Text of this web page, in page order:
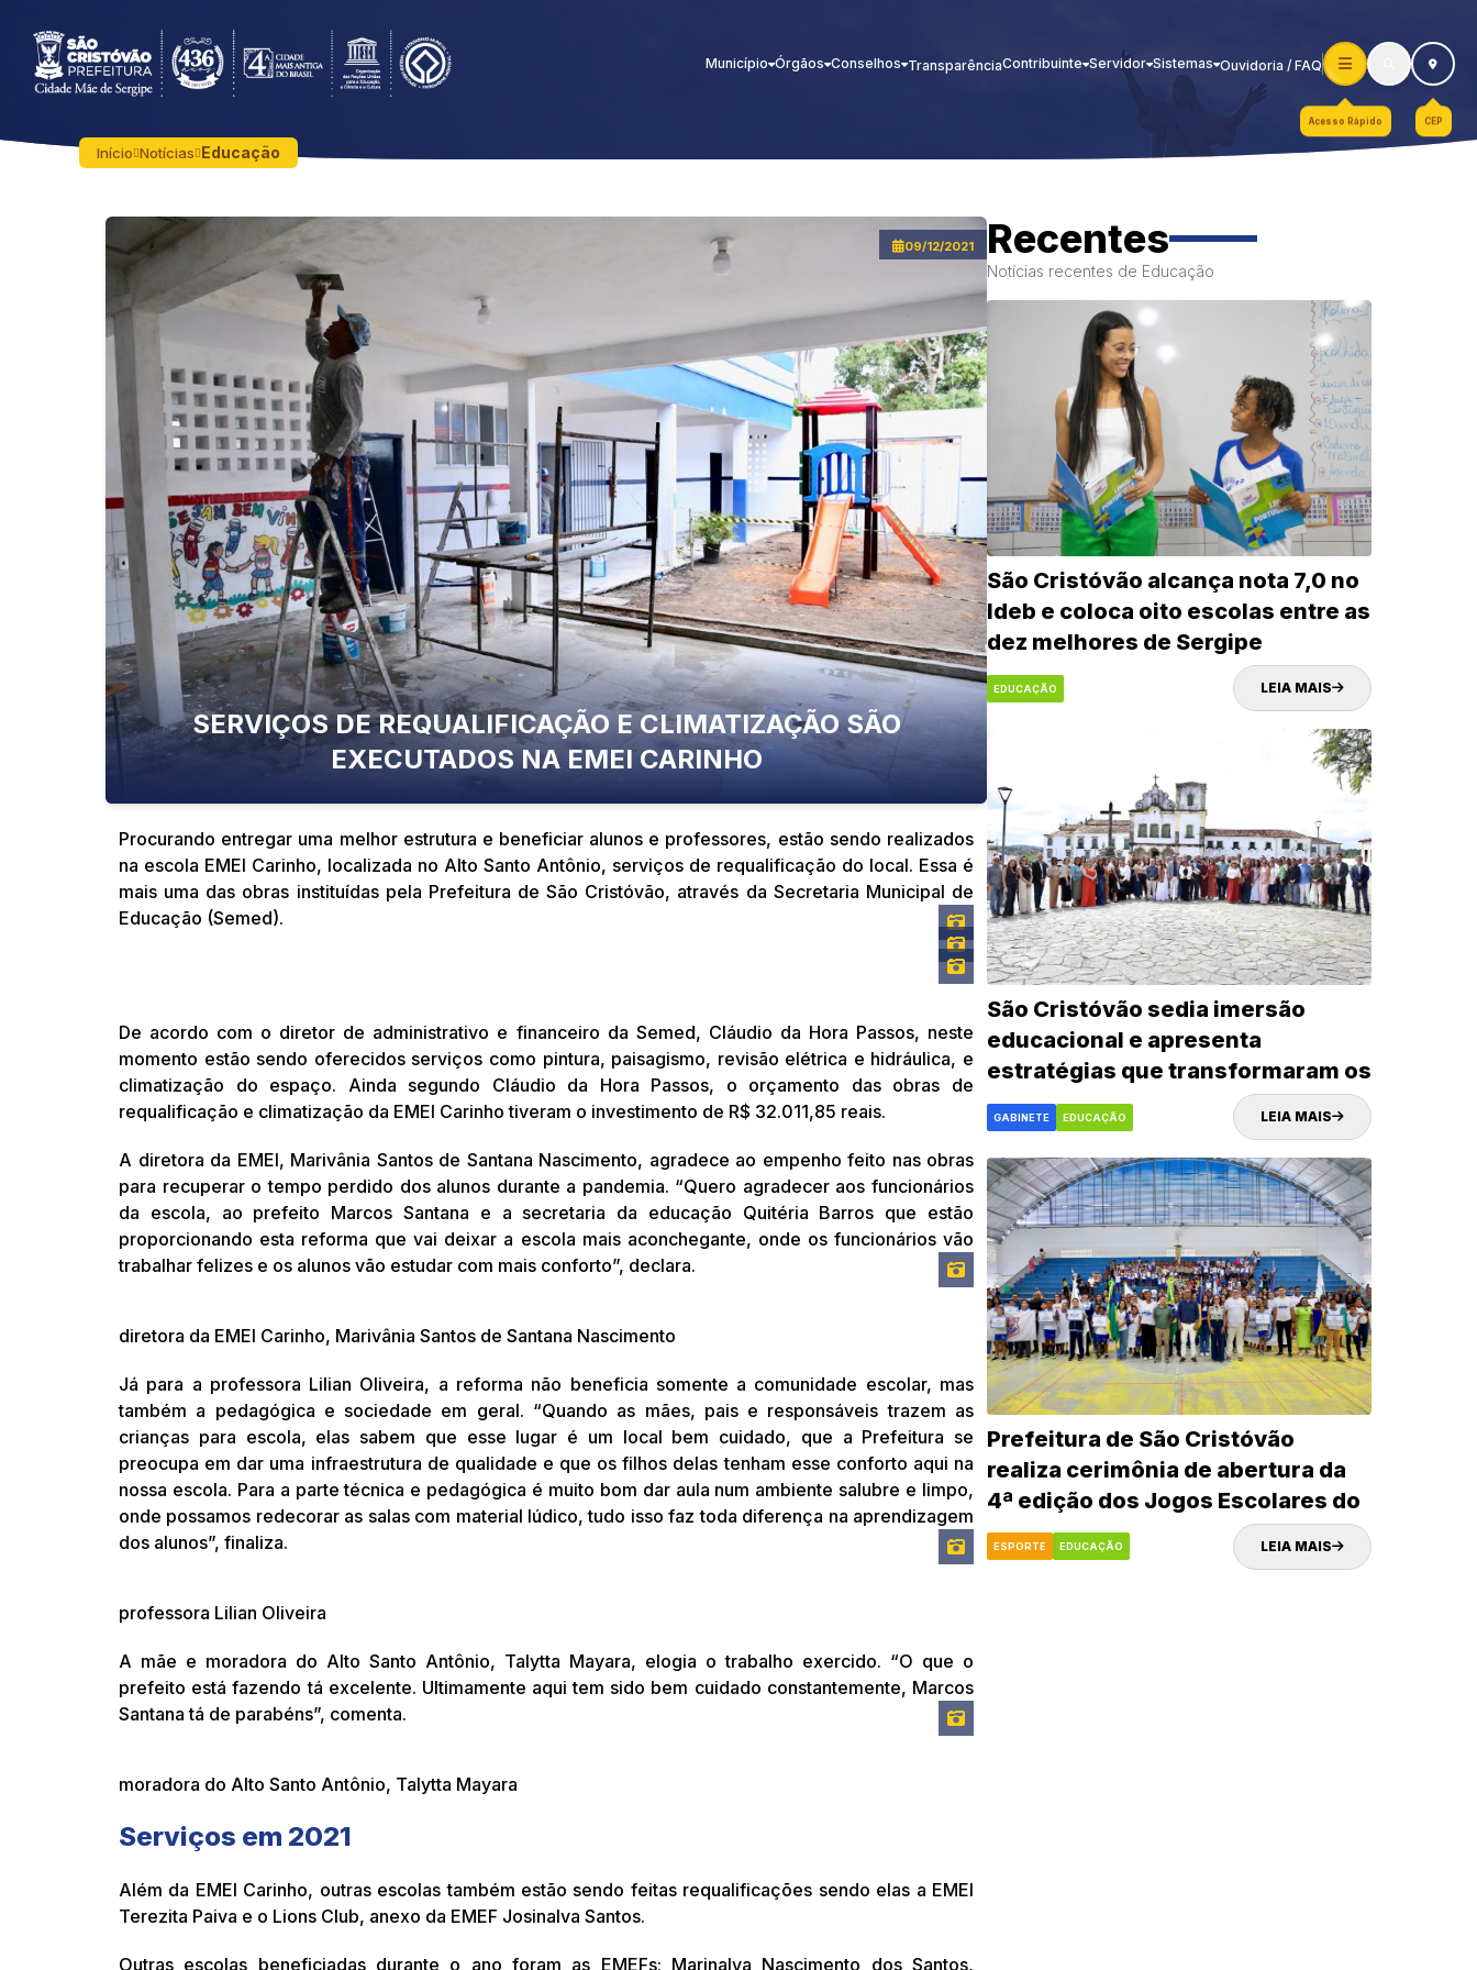
Município Órgãos Conselhos TransparênciaContribuinte Servidor Sistemas Ouvidoria / FAQ
Acesso Rápido CEP
Início Notícias Educação
09/12/2021
SERVIÇOS DE REQUALIFICAÇÃO E CLIMATIZAÇÃO SÃO
EXECUTADOS NA EMEI CARINHO
Procurando entregar uma melhor estrutura e beneficiar alunos e professores, estão sendo realizados
na escola EMEI Carinho, localizada no Alto Santo Antônio, serviços de requalificação do local. Essa é
mais uma das obras instituídas pela Prefeitura de São Cristóvão, através da Secretaria Municipal de
Educação (Semed).
De acordo com o diretor de administrativo e financeiro da Semed, Cláudio da Hora Passos, neste
momento estão sendo oferecidos serviços como pintura, paisagismo, revisão elétrica e hidráulica, e
climatização do espaço. Ainda segundo Cláudio da Hora Passos, o orçamento das obras de
requalificação e climatização da EMEI Carinho tiveram o investimento de R$ 32.011,85 reais.
A diretora da EMEI, Marivânia Santos de Santana Nascimento, agradece ao empenho feito nas obras
para recuperar o tempo perdido dos alunos durante a pandemia. “Quero agradecer aos funcionários
da escola, ao prefeito Marcos Santana e a secretaria da educação Quitéria Barros que estão
proporcionando esta reforma que vai deixar a escola mais aconchegante, onde os funcionários vão
trabalhar felizes e os alunos vão estudar com mais conforto”, declara.
diretora da EMEI Carinho, Marivânia Santos de Santana Nascimento
Já para a professora Lilian Oliveira, a reforma não beneficia somente a comunidade escolar, mas
também a pedagógica e sociedade em geral. “Quando as mães, pais e responsáveis trazem as
crianças para escola, elas sabem que esse lugar é um local bem cuidado, que a Prefeitura se
preocupa em dar uma infraestrutura de qualidade e que os filhos delas tenham esse conforto aqui na
nossa escola. Para a parte técnica e pedagógica é muito bom dar aula num ambiente salubre e limpo,
onde possamos redecorar as salas com material lúdico, tudo isso faz toda diferença na aprendizagem
dos alunos”, finaliza.
professora Lilian Oliveira
A mãe e moradora do Alto Santo Antônio, Talytta Mayara, elogia o trabalho exercido. “O que o
prefeito está fazendo tá excelente. Ultimamente aqui tem sido bem cuidado constantemente, Marcos
Santana tá de parabéns”, comenta.
moradora do Alto Santo Antônio, Talytta Mayara
Serviços em 2021
Além da EMEI Carinho, outras escolas também estão sendo feitas requalificações sendo elas a EMEI
Terezita Paiva e o Lions Club, anexo da EMEF Josinalva Santos.
Outras escolas beneficiadas durante o ano foram as EMEFs: Marinalva Nascimento dos Santos,
Recentes
Notícias recentes de Educação
São Cristóvão alcança nota 7,0 no
Ideb e coloca oito escolas entre as
dez melhores de Sergipe
EDUCAÇÃO LEIA MAIS
São Cristóvão sedia imersão
educacional e apresenta
estratégias que transformaram os
indicadores da rede municipal
GABINETE EDUCAÇÃO LEIA MAIS
Prefeitura de São Cristóvão
realiza cerimônia de abertura da
4ª edição dos Jogos Escolares do
município
ESPORTE EDUCAÇÃO LEIA MAIS